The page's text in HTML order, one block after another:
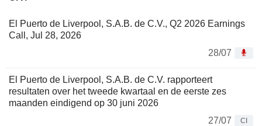
El Puerto de Liverpool, S.A.B. de C.V., Q2 2026 Earnings
Call, Jul 28, 2026
28/07
El Puerto de Liverpool, S.A.B. de C.V. rapporteert
resultaten over het tweede kwartaal en de eerste zes
maanden eindigend op 30 juni 2026
27/07
CI